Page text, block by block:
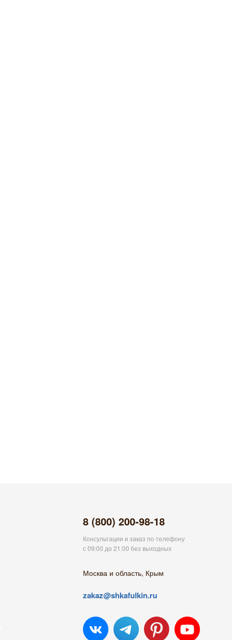
8 (800) 200-98-18
Консультации и заказ по телефону
с 09:00 до 21:00 без выходных
Москва и область, Крым
zakaz@shkafulkin.ru